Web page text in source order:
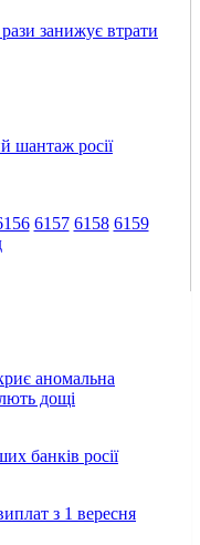
занижує втрати
шантаж росії
6157 6158 6159
аномальна
дощі
банків росії
з 1 вересня